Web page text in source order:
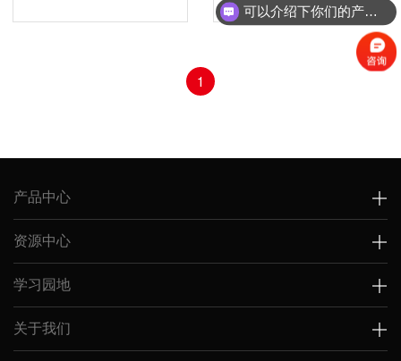
或 DNA 片段的琼脂糖
bp 组成，适合 100 bp
到 5,000 bp 的PCR 产
物或 DNA 片段的琼脂
糖凝胶电泳。其中 500
1
产品中心
资源中心
学习园地
关于我们
可以介绍下你们的产品么？